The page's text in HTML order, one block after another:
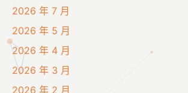
2026 年 7 月
2026 年 5 月
2026 年 4 月
2026 年 3 月
2026 年 2 月